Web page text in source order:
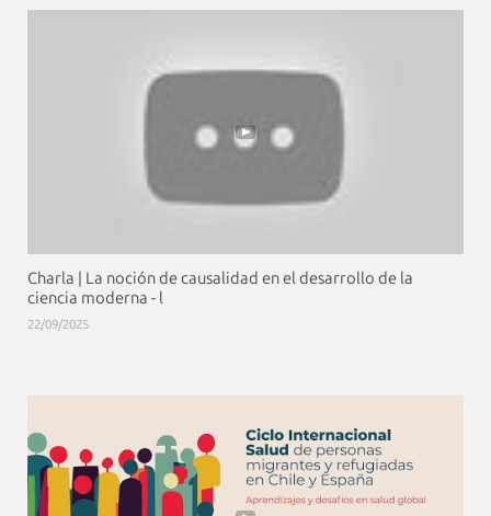
Charla | La noción de causalidad en el desarrollo de la
ciencia moderna - l
22/09/2025